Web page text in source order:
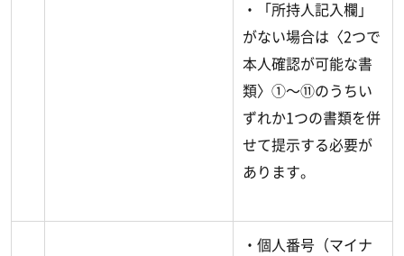
・「所持人記入欄」
がない場合は〈2つで
本人確認が可能な書
類〉①～⑪のうちい
ずれか1つの書類を併
せて提示する必要が
あります。
・個人番号（マイナ